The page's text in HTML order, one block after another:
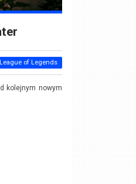
League of Legends
kolejnym nowym